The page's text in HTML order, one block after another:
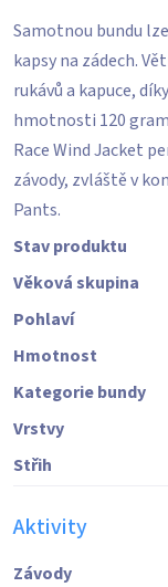
Samotnou bundu
kapsy na zádech.
rukávů a kapuce,
hmotnosti 120
Race Wind Jacket
závody, zvláště v
Pants.
Stav produktu
Věková skupina
Pohlaví
Hmotnost
Kategorie bundy
Vrstvy
Střih
Aktivity
Závody